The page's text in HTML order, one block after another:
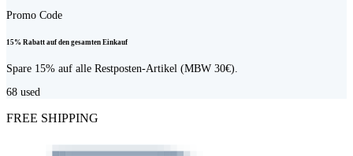
Promo Code
15% Rabatt auf den gesamten Einkauf
Spare 15% auf alle Restposten-Artikel (MBW 30€).
68 used
FREE SHIPPING